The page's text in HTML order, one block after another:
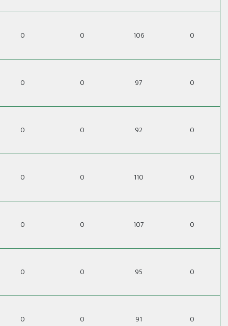
0 0 106 0
0 0 97 0
0 0 92 0
0 0 110 0
0 0 107 0
0 0 95 0
0 0 91 0